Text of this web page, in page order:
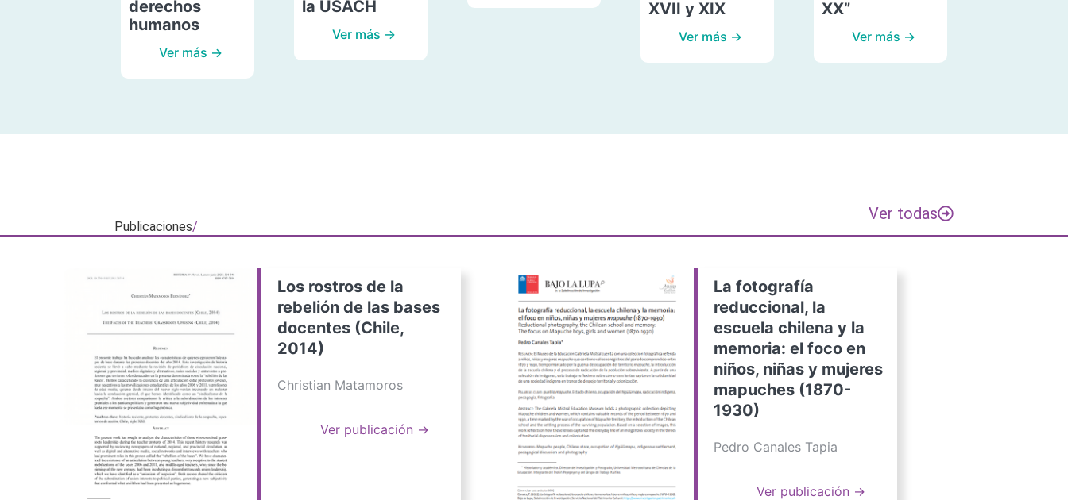
derechos
humanos
Ver más →
la USACH
Ver más →
XVII y XIX
Ver más →
XX”
Ver más →
Publicaciones/
Ver todas
Los rostros de la
rebelión de las bases
docentes (Chile,
2014)
Christian Matamoros
Ver publicación →
La fotografía
reduccional, la
escuela chilena y la
memoria: el foco en
niños, niñas y mujeres
mapuches (1870-
1930)
Pedro Canales Tapia
Ver publicación →